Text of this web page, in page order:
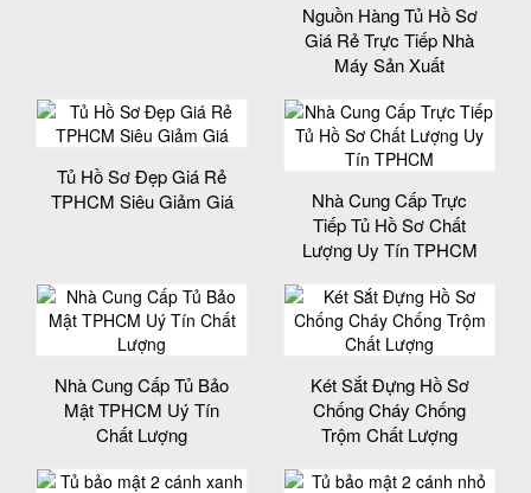
Nguồn Hàng Tủ Hồ Sơ
Giá Rẻ Trực Tiếp Nhà
Máy Sản Xuất
Tủ Hồ Sơ Đẹp Giá Rẻ
TPHCM Siêu Giảm Giá
Nhà Cung Cấp Trực
Tiếp Tủ Hồ Sơ Chất
Lượng Uy Tín TPHCM
Nhà Cung Cấp Tủ Bảo
Mật TPHCM Uý Tín
Chất Lượng
Két Sắt Đựng Hồ Sơ
Chống Cháy Chống
Trộm Chất Lượng